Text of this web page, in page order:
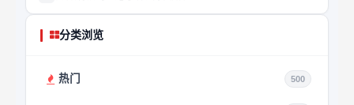
分类浏览
热门 500